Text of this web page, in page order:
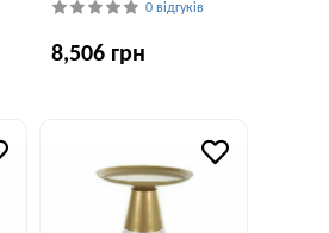
0 відгуків
8,506 грн